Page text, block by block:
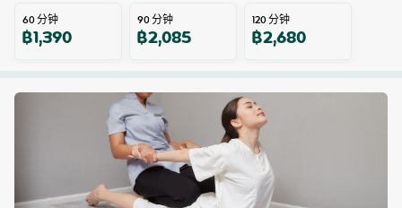
60分钟
฿1,390 90分钟
฿2,085 120分钟
฿2,680